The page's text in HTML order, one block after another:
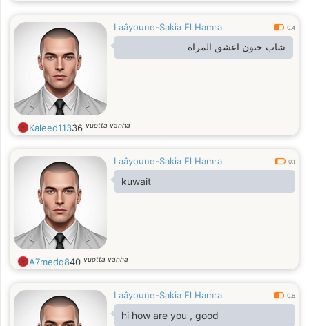
Laâyoune-Sakia El Hamra 0.4
شاب حنون اعشق المراة
Kaleed11336 vuotta vanha
Laâyoune-Sakia El Hamra 0.1
kuwait
A7medq840 vuotta vanha
Laâyoune-Sakia El Hamra 0.6
hi how are you , good